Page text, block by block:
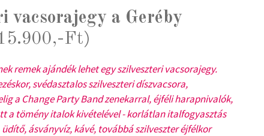
vacsorajegy a Geréby
Ft)
remek ajándék lehet egy szilveszteri vacsorajegy.
svédasztalos szilveszteri díszvacsora,
a Change Party Band zenekarral, éjféli harapnivalók,
a tömény italok kivételével - korlátlan italfogyasztás
ásványvíz, kávé, továbbá szilveszter éjfélkor